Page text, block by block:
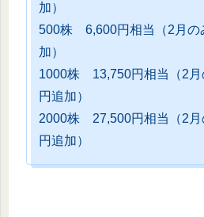
加）
500株 6,600円相当（2月の
加）
1000株 13,750円相当（2月
円追加）
2000株 27,500円相当（2月
円追加）